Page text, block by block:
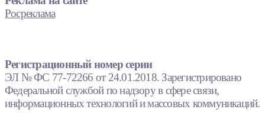
Росреклама
Регистрационный номер серии
ЭЛ № ФС 77-72266 от 24.01.2018. Зарегистрировано
Федеральной службой по надзору в сфере связи,
информационных технологий и массовых коммуникаций.